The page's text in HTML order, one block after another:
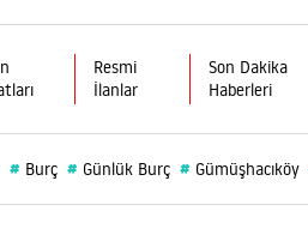
Şırnak
Bartın
Resmi
İlanlar
Son Dakika
Haberleri
# Burç # Günlük Burç # Gümüşhacıköy